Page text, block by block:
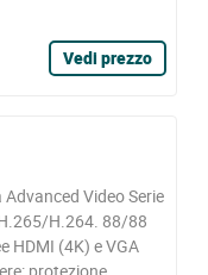
Vedi prezzo
Video Serie
H.264. 88/88
HDMI (4K) e VGA